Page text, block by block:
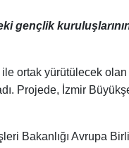
gençlik
ortak yürütülecek olan
Projede, İzmir
Bakanlığı Avrupa